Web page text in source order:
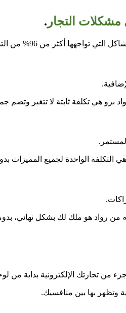
التجار .
التجارية سواء أصحاب متاجر الكترونية أو من لا يملكون.
برو هي تكلفة ثابتة لا تتغير
التكلفة الواحدة لجميع المميزات
من رواد هو ملك لك بشكل نهائي،
من تجارتك الإلكترونية بداية من
وتظهر بها بين منافسيك.